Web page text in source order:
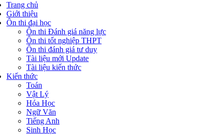
Trang chủ
Giới thiệu
Ôn thi đại học
Ôn thi Đánh giá năng lực
Ôn thi tốt nghiệp THPT
Ôn thi đánh giá tư duy
Tài liệu mới Update
Tài liệu kiến thức
Kiến thức
Toán
Vật Lý
Hóa Học
Ngữ Văn
Tiếng Anh
Sinh Học